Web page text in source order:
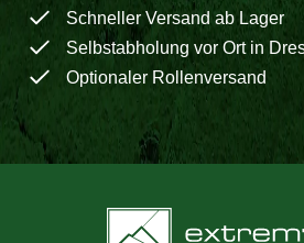
Schneller Versand ab Lager
Selbstabholung vor Ort in
Optionaler Rollenversand